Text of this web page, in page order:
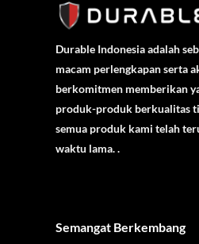
Durable Indonesia adalah
macam perlengkapan serta
berkomitmen memberikan
produk-produk berkualitas
semua produk kami telah
waktu lama. .
Semangat Berkembang